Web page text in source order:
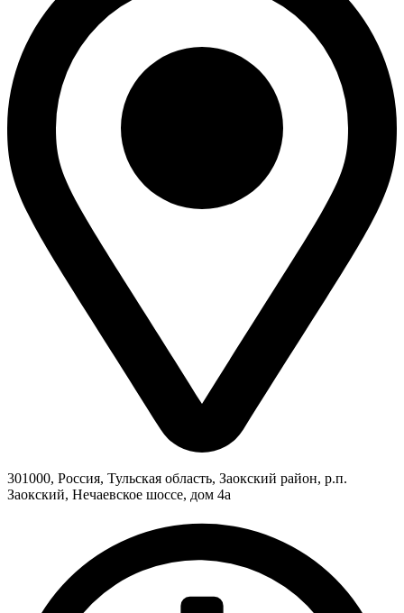
301000, Россия, Тульская область, Заокский район, р.п.
Заокский, Нечаевское шоссе, дом 4а